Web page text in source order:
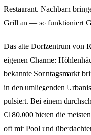
Restaurant. Nachbarn
Grill an — so funktioniert
Das alte Dorfzentrum von
eigenen Charme:
bekannte Sonntagsmarkt
in den umliegenden
pulsiert. Bei einem
€180.000 bieten die
oft mit Pool und